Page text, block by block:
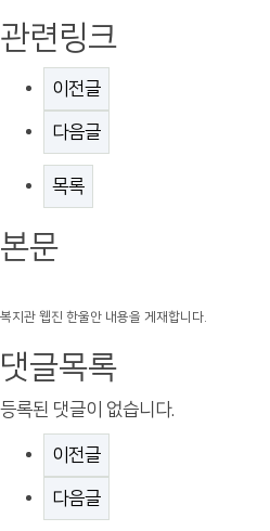
관련링크
이전글
다음글
목록
본문
복지관 웹진 한울안 내용을 게재합니다.
댓글목록
등록된 댓글이 없습니다.
이전글
다음글